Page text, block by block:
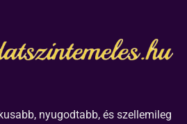
nyugodtabb, és szellemileg